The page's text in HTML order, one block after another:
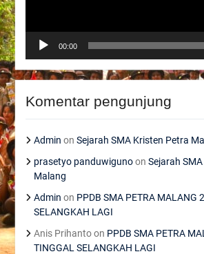
00:00
Komentar pengunjung
Admin on Sejarah SMA Kristen Petra
prasetyo panduwigunoon Sejarah
Malang
Admin on PPDB SMA PETRA MALANG
SELANGKAH LAGI
Anis Prihantoon PPDB SMA PETRA
TINGGAL SELANGKAH LAGI